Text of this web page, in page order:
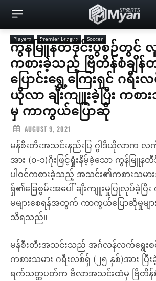
Players Premier League Soccer
ကွန်မြူနတီဒိုင်းပွဲစဉ်တွင် လူ
ကစားခဲ့သည့် ဗြိတိန်စံချိန်
ပြောင်းရွှေ့ကြေးရှင် ဂရီး
ယိုလာ ချီးကျူးခဲ့ပြီး ကစ
မှ ကာကွယ်ပြောဆို
AUGUST 9, 2021
မန်စီးတီးအသင်းနည်းပြ ဂွါဒီယိုလာက
အား (၀-၁)ဂိုးဖြင့်ရှုံးနိမ့်ခဲ့သော ကွန်မြူန
ပါဝင်ကစားခဲ့သည့် အသင်း၏ကစားသမာ
ရှ်၏ခြေစွမ်းအပေါ် ချီးကျူးမှုပြုလုပ်ခဲ့ပြီး
မများစေရန်အတွက် ကာကွယ်ပြောဆိုမှုမျာ
သိရသည်။
မန်စီးတီးအသင်းသည် အင်္ဂလန်လက်ရွေးစ
ကစားသမား ဂရီးလစ်ရှ် (၂၅ နှစ်)အား ပ
ရက်သတ္တပတ်က ဗီလာအသင်းထံမှ ဗြိတိန်